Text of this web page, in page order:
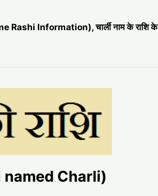
Information), चार्ली नाम के राशि के
named Charli)